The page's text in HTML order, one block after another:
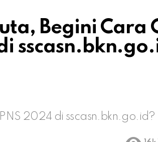
Begini Cara
2024 di sscasn.bkn.go.id?